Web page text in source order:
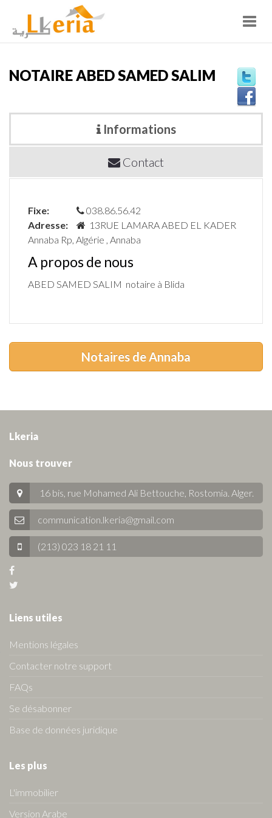
NOTAIRE ABED SAMED SALIM
Informations
Contact
Fixe:
038.86.56.42
Adresse:
13RUE LAMARA ABED EL KADER
Annaba Rp, Algérie , Annaba
A propos de nous
ABED SAMED SALIM notaire à Blida
Notaires de Annaba
Lkeria
Nous trouver
16 bis, rue Mohamed Ali Bettouche, Rostomia. Alger.
communication.lkeria@gmail.com
(213) 023 18 21 11
Liens utiles
Mentions légales
Contacter notre support
FAQs
Se désabonner
Base de données juridique
Les plus
L'immobilier
Version Arabe